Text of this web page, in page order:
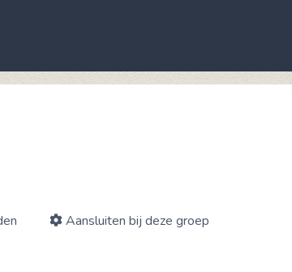
Aansluiten bij deze groep